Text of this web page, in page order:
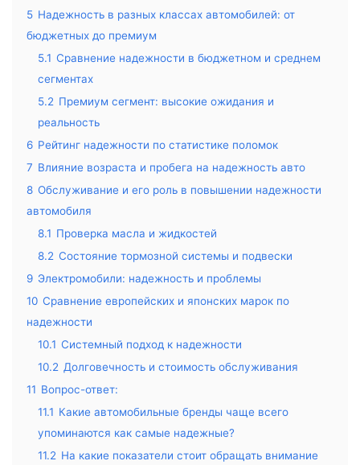
5 Надежность в разных классах автомобилей: от
бюджетных до премиум
5.1 Сравнение надежности в бюджетном и среднем
сегментах
5.2 Премиум сегмент: высокие ожидания и
реальность
6 Рейтинг надежности по статистике поломок
7 Влияние возраста и пробега на надежность авто
8 Обслуживание и его роль в повышении надежности
автомобиля
8.1 Проверка масла и жидкостей
8.2 Состояние тормозной системы и подвески
9 Электромобили: надежность и проблемы
10 Сравнение европейских и японских марок по
надежности
10.1 Системный подход к надежности
10.2 Долговечность и стоимость обслуживания
11 Вопрос-ответ:
11.1 Какие автомобильные бренды чаще всего
упоминаются как самые надежные?
11.2 На какие показатели стоит обращать внимание